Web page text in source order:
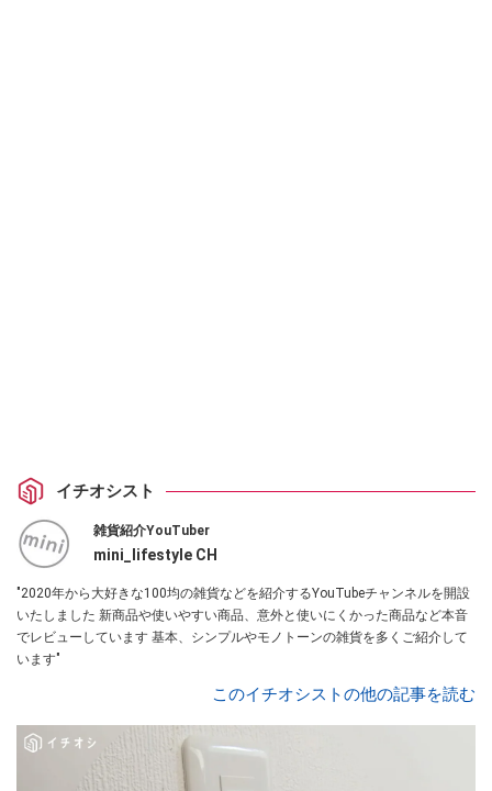
イチオシスト
雑貨紹介YouTuber
mini_lifestyle CH
"2020年から大好きな100均の雑貨などを紹介するYouTubeチャンネルを開設
いたしました 新商品や使いやすい商品、意外と使いにくかった商品など本音
でレビューしています 基本、シンプルやモノトーンの雑貨を多くご紹介して
います"
このイチオシストの他の記事を読む